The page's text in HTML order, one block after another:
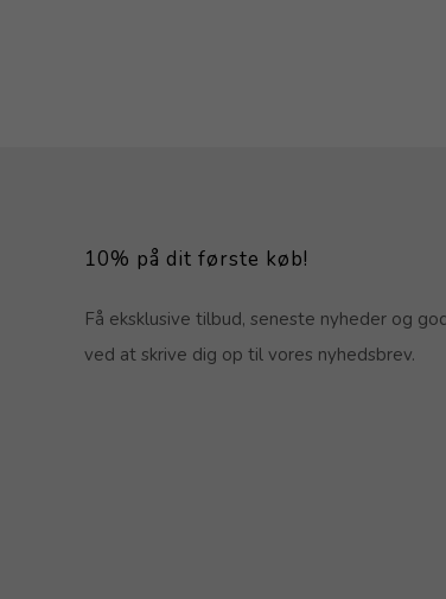
10% på dit første køb!
Få eksklusive tilbud, seneste nyheder og
ved at skrive dig op til vores nyhedsbrev.